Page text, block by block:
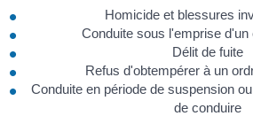
Homicide et blessures
Conduite sous l'emprise d'un
Délit de fuite
Refus d'obtempérer à un
Conduite en période de suspension
de conduire